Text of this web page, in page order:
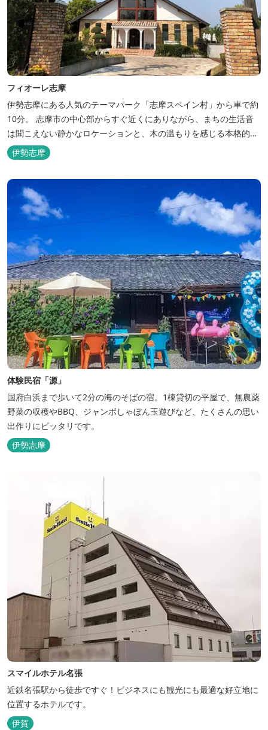
フィオーレ志摩
伊勢志摩にある人気のテーマパーク「志摩スペイン村」から車で約
10分。 志摩市の中心部からすぐ近くにありながら、まちの生活音
は聞こえない静かなロケーションと、木の温もりを感じる本格的な
コテージは、非日常の時間を過ごすにはぴったり。ペットと一緒に
泊まれる宿泊棟もあり、「週末、ペットとゆっくり過ごしたい」と
伊勢志摩
体験民宿「源」
国府白浜まで歩いて2分の海のそばの宿。1棟貸切の平屋で、無農薬
野菜の収穫やBBQ、ジャンボしゃぼん玉遊びなど、たくさんの思い
出作りにピッタリです。
伊勢志摩
スマイルホテル名張
近鉄名張駅から徒歩ですぐ！ビジネスにも観光にも最適な好立地に
位置するホテルです。
伊賀